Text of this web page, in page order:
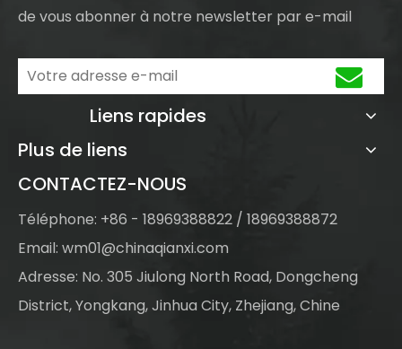
de vous abonner à notre newsletter par e-mail
Liens rapides
Plus de liens
CONTACTEZ-NOUS
Téléphone: +86 - 18969388822 / 18969388872
Email: wm01@chinaqianxi.com
Adresse: No. 305 Jiulong North Road, Dongcheng
District, Yongkang, Jinhua City, Zhejiang, Chine